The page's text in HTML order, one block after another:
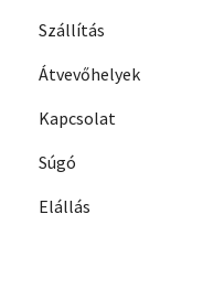
Szállítás
Átvevőhelyek
Kapcsolat
Súgó
Elállás